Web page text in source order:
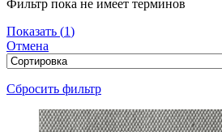
Фильтр пока не имеет терминов
Показать (1)
Отмена
Сбросить фильтр